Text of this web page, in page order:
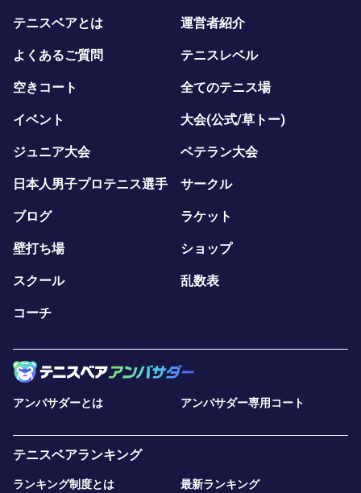
テニスベアとは 運営者紹介
よくあるご質問 テニスレベル
空きコート 全てのテニス場
イベント 大会(公式/草トー)
ジュニア大会 ベテラン大会
日本人男子プロテニス選手 サークル
ブログ ラケット
壁打ち場 ショップ
スクール 乱数表
コーチ
アンバサダーとは アンバサダー専用コート
テニスベアランキング
ランキング制度とは 最新ランキング